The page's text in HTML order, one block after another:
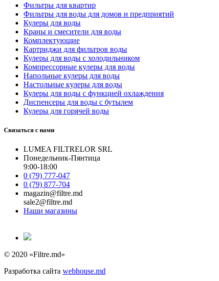
Фильтры для квартир
Фильтры для воды для домов и предприятий
Кулеры для воды
Краны и смесители для воды
Комплектующие
Картриджи для фильтров воды
Кулеры для воды с холодильником
Компрессорные кулеры для воды
Напольные кулеры для воды
Настольные кулеры для воды
Кулеры для воды с функцией охлаждения
Диспенсеры для воды с бутылем
Кулеры для горячей воды
Связаться с нами
LUMEA FILTRELOR SRL
Понедельник-Пянтица
9:00-18:00
0 (79) 777-047
0 (79) 877-704
magazin@filtre.md
sale2@filtre.md
Наши магазины
© 2020 «Filtre.md»
Разработка сайта webhouse.md